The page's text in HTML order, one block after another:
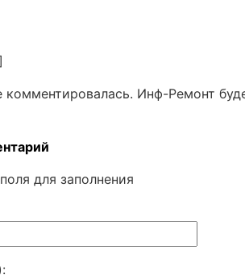
комментировалась. Инф-Ремонт
для заполнения
: